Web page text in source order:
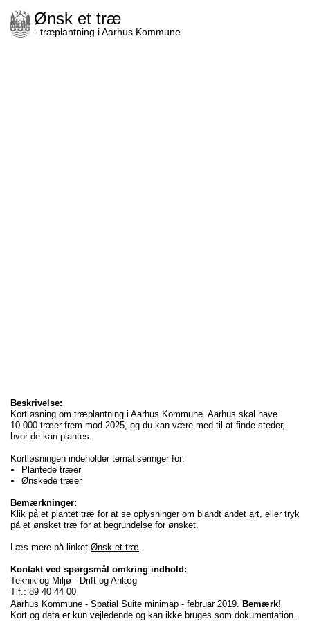
Ønsk et træ
- træplantning i Aarhus Kommune
Beskrivelse:
Kortløsning om træplantning i Aarhus Kommune. Aarhus skal have
10.000 træer frem mod 2025, og du kan være med til at finde steder,
hvor de kan plantes.
Kortløsningen indeholder tematiseringer for:
Plantede træer
Ønskede træer
Bemærkninger:
Klik på et plantet træ for at se oplysninger om blandt andet art, eller tryk
på et ønsket træ for at begrundelse for ønsket.
Læs mere på linket Ønsk et træ.
Kontakt ved spørgsmål omkring indhold:
Teknik og Miljø - Drift og Anlæg
Tlf.: 89 40 44 00
Aarhus Kommune - Spatial Suite minimap - februar 2019. Bemærk!
Kort og data er kun vejledende og kan ikke bruges som dokumentation.